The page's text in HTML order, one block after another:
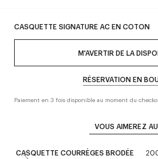
CASQUETTE SIGNATURE AC EN COTON
M'AVERTIR DE LA
RÉSERVATION EN
Paiement en 3 fois disponible au moment du
VOUS AIMEREZ
CASQUETTE COURRÈGES BRODÉE